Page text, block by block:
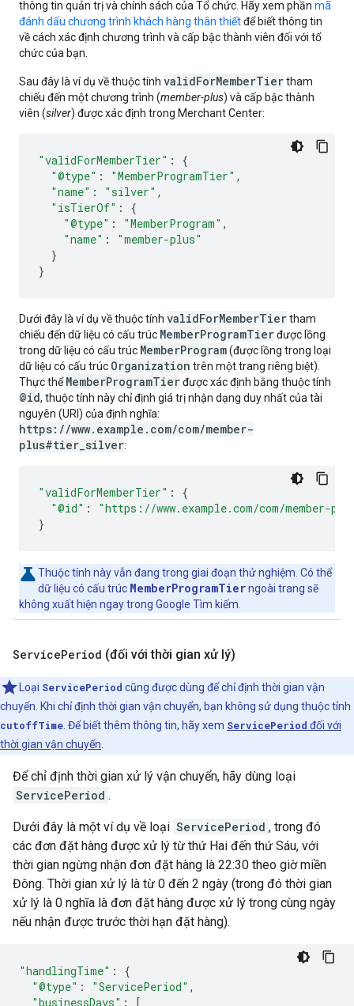
thông tin quản trị và chính sách của Tổ chức. Hãy xem phần mã
đánh dấu chương trình khách hàng thân thiếtđể biết thông tin
về cách xác định chương trình và cấp bậc thành viên đối với tổ
chức của bạn.
Sau đây là ví dụ về thuộc tính validForMemberTiertham
chiếu đến một chương trình (member-plus) và cấp bậc thành
viên (silver) được xác định trong Merchant Center:
"validForMemberTier" :
{
"@type" : "MemberProgramTier" ,
"name" : "silver" ,
"isTierOf" :
{
"@type" : "MemberProgram" ,
"name" :
"member-plus"
}
}
Dưới đây là ví dụ về thuộc tính validForMemberTiertham
chiếu đến dữ liệu có cấu trúc MemberProgramTierđược lồng
trong dữ liệu có cấu trúc MemberProgram(được lồng trong loại
dữ liệu có cấu trúc Organization trên một trang riêng biệt).
Thực thểMemberProgramTierđược xác định bằng thuộc tính
@id, thuộc tính này chỉ định giá trị nhận dạng duy nhất của tài
nguyên (URI) của định nghĩa:
https://www.example.com/com/member-
plus#tier_silver:
"validForMemberTier" :
{
"@id" :
"https://www.example.com/com/member-
}
Thuộc tính này vẫn đang trong giai đoạn thử nghiệm. Có thể
dữ liệu có cấu trúc MemberProgramTierngoài trang sẽ
không xuất hiện ngay trong Google Tìm kiếm.
ServicePeriod (đối với thời gian xử lý)
Loại ServicePeriod cũng được dùng để chỉ định thời gian vận
chuyển. Khi chỉ định thời gian vận chuyển, bạn không sử dụng thuộc tính
cutoffTime . Để biết thêm thông tin, hãy xem ServicePeriod đối với
thời gian vận chuyển
Để chỉ định thời gian xử lý vận chuyển, hãy dùng loại
ServicePeriod .
Dưới đây là một ví dụ về loại ServicePeriod , trong đó
các đơn đặt hàng được xử lý từ thứ Hai đến thứ Sáu, với
thời gian ngừng nhận đơn đặt hàng là 22:30 theo giờ miền
Đông. Thời gian xử lý là từ 0 đến 2 ngày (trong đó thời gian
xử lý là 0 nghĩa là đơn đặt hàng được xử lý trong cùng ngày
nếu nhận được trước thời hạn đặt hàng).
"handlingTime" :
{
"@type" : "ServicePeriod" ,
"businessDays" : [